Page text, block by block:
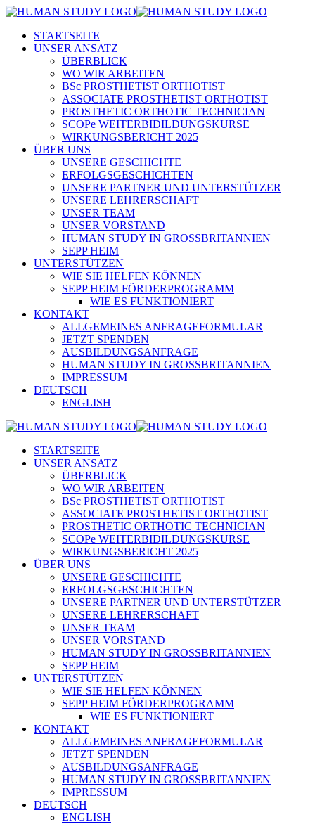
STARTSEITE
UNSER ANSATZ
ÜBERBLICK
WO WIR ARBEITEN
BSc PROSTHETIST ORTHOTIST
ASSOCIATE PROSTHETIST ORTHOTIST
PROSTHETIC ORTHOTIC TECHNICIAN
SCOPe WEITERBIDILDUNGSKURSE
WIRKUNGSBERICHT 2025
ÜBER UNS
UNSERE GESCHICHTE
ERFOLGSGESCHICHTEN
UNSERE PARTNER UND UNTERSTÜTZER
UNSERE LEHRERSCHAFT
UNSER TEAM
UNSER VORSTAND
HUMAN STUDY IN GROSSBRITANNIEN
SEPP HEIM
UNTERSTÜTZEN
WIE SIE HELFEN KÖNNEN
SEPP HEIM FÖRDERPROGRAMM
WIE ES FUNKTIONIERT
KONTAKT
ALLGEMEINES ANFRAGEFORMULAR
JETZT SPENDEN
AUSBILDUNGSANFRAGE
HUMAN STUDY IN GROSSBRITANNIEN
IMPRESSUM
DEUTSCH
ENGLISH
STARTSEITE
UNSER ANSATZ
ÜBERBLICK
WO WIR ARBEITEN
BSc PROSTHETIST ORTHOTIST
ASSOCIATE PROSTHETIST ORTHOTIST
PROSTHETIC ORTHOTIC TECHNICIAN
SCOPe WEITERBIDILDUNGSKURSE
WIRKUNGSBERICHT 2025
ÜBER UNS
UNSERE GESCHICHTE
ERFOLGSGESCHICHTEN
UNSERE PARTNER UND UNTERSTÜTZER
UNSERE LEHRERSCHAFT
UNSER TEAM
UNSER VORSTAND
HUMAN STUDY IN GROSSBRITANNIEN
SEPP HEIM
UNTERSTÜTZEN
WIE SIE HELFEN KÖNNEN
SEPP HEIM FÖRDERPROGRAMM
WIE ES FUNKTIONIERT
KONTAKT
ALLGEMEINES ANFRAGEFORMULAR
JETZT SPENDEN
AUSBILDUNGSANFRAGE
HUMAN STUDY IN GROSSBRITANNIEN
IMPRESSUM
DEUTSCH
ENGLISH